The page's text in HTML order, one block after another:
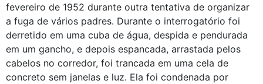
fevereiro de 1952 durante outra tentativa de organizar
a fuga de vários padres. Durante o interrogatório foi
derretido em uma cuba de água, despida e pendurada
em um gancho, e depois espancada, arrastada pelos
cabelos no corredor, foi trancada em uma cela de
concreto sem janelas e luz. Ela foi condenada por